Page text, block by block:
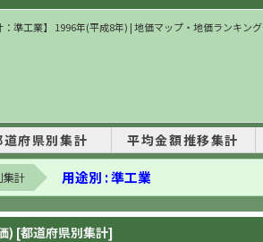
準工業】 1996年(平成8年) | 地価マップ・地価ランキング
道府県別集計 平均金額推移集計
集計 用途別 : 準工業
) [都道府県別集計]